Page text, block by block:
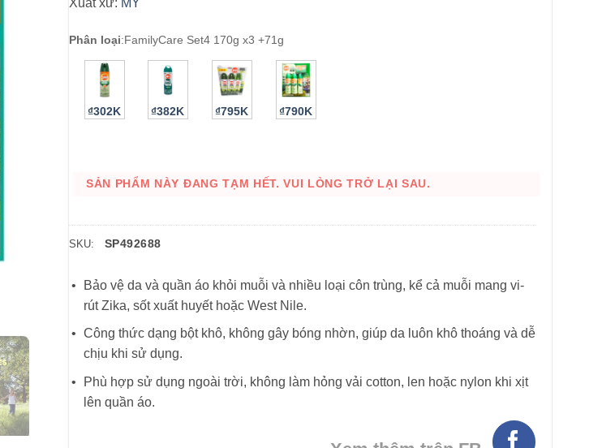
Xuất xứ: MỸ
Phân loại:FamilyCare Set4 170g x3 +71g
₫302K ₫382K ₫795K ₫790K
SẢN PHẨM NÀY ĐANG TẠM HẾT. VUI LÒNG TRỞ LẠI SAU.
SKU: SP492688
Bảo vệ da và quần áo khỏi muỗi và nhiều loại côn trùng, kể cả muỗi mang vi-
rút Zika, sốt xuất huyết hoặc West Nile.
Công thức dạng bột khô, không gây bóng nhờn, giúp da luôn khô thoáng và dễ
chịu khi sử dụng.
Phù hợp sử dụng ngoài trời, không làm hỏng vải cotton, len hoặc nylon khi xịt
lên quần áo.